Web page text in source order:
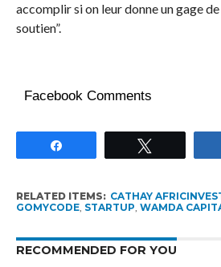
accomplir si on leur donne un gage
soutien”.
Facebook Comments
RELATED ITEMS: CATHAY
GOMYCODE, STARTUP, WAMDA
RECOMMENDED FOR YOU